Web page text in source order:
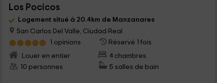
Los Pocicos
Logement situé à 20.4km de Manzanares
San Carlos Del Valle, Ciudad Real
1 opinions
Réservé 1 fois
Louer en entier
4 chambres
10 personnes
5 salles de bain